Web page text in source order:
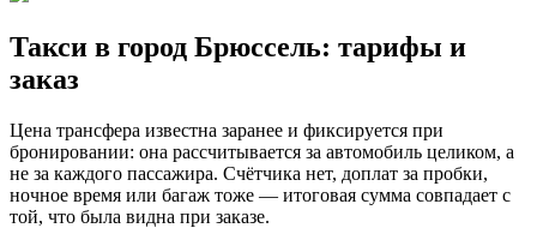
Такси в город Брюссель: тарифы и
заказ
Цена трансфера известна заранее и фиксируется при
бронировании: она рассчитывается за автомобиль целиком, а
не за каждого пассажира. Счётчика нет, доплат за пробки,
ночное время или багаж тоже — итоговая сумма совпадает с
той, что была видна при заказе.